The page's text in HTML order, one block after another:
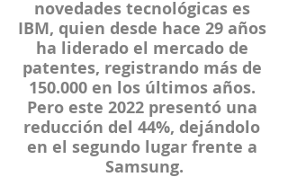
novedades tecnológicas es
IBM, quien desde hace 29 años
ha liderado el mercado de
patentes, registrando más de
150.000 en los últimos años.
Pero este 2022 presentó una
reducción del 44%, dejándolo
en el segundo lugar frente a
Samsung.